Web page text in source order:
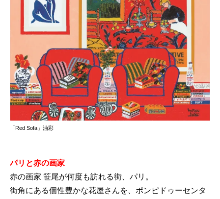
「Red Sofa」油彩
パリと赤の画家
赤の画家 笹尾が何度も訪れる街、パリ。
街角にある個性豊かな花屋さんを、ポンピドゥーセンタ